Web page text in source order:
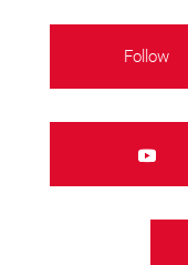
Follow